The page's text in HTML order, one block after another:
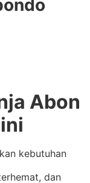
Abon
kebutuhan
dan